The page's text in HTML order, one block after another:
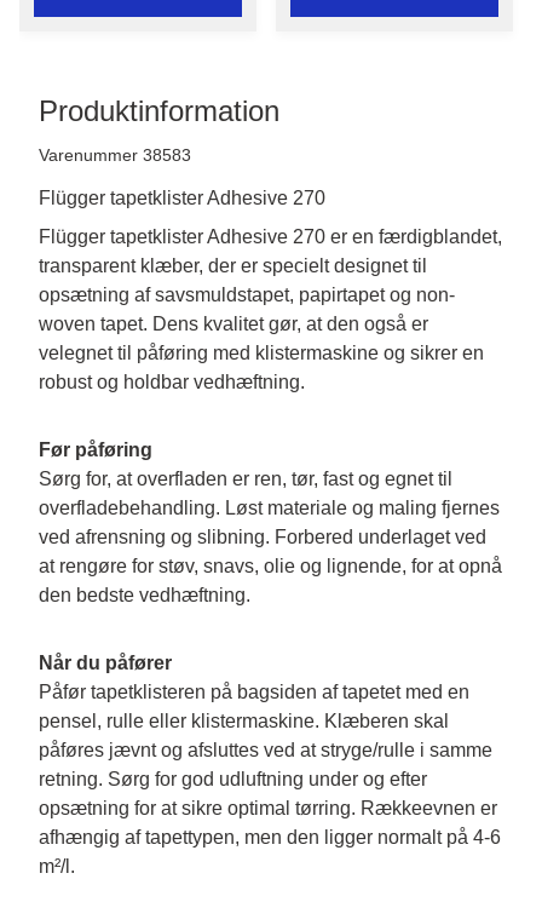
Produktinformation
Varenummer 38583
Flügger tapetklister Adhesive 270
Flügger tapetklister Adhesive 270 er en færdigblandet,
transparent klæber, der er specielt designet til
opsætning af savsmuldstapet, papirtapet og non-
woven tapet. Dens kvalitet gør, at den også er
velegnet til påføring med klistermaskine og sikrer en
robust og holdbar vedhæftning.
Før påføring
Sørg for, at overfladen er ren, tør, fast og egnet til
overfladebehandling. Løst materiale og maling fjernes
ved afrensning og slibning. Forbered underlaget ved
at rengøre for støv, snavs, olie og lignende, for at opnå
den bedste vedhæftning.
Når du påfører
Påfør tapetklisteren på bagsiden af tapetet med en
pensel, rulle eller klistermaskine. Klæberen skal
påføres jævnt og afsluttes ved at stryge/rulle i samme
retning. Sørg for god udluftning under og efter
opsætning for at sikre optimal tørring. Rækkeevnen er
afhængig af tapettypen, men den ligger normalt på 4-6
m²/l.